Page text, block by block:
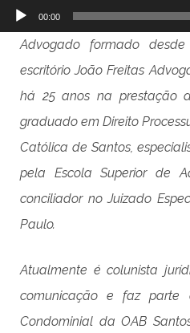
Tocador
áudio
00:00
Advogado formado
escritório João Freitas
há 25 anos na prestação
graduado em Direito
Católica de Santos,
pela Escola Superior de
conciliador no Juizado
Paulo.
Atualmente é colunista
comunicação e faz parte
Condominial da OAB